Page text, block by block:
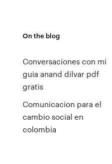
On the blog
Conversaciones con mi
guia anand dilvar pdf
gratis
Comunicacion para el
cambio social en
colombia